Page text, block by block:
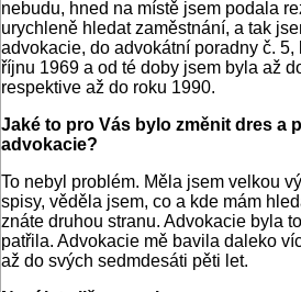
nebudu, hned na místě jsem podala
urychleně hledat zaměstnání, a tak
advokacie, do advokátní poradny č.
říjnu 1969 a od té doby jsem byla až
respektive až do roku 1990.
Jaké to pro Vás bylo změnit dres a
advokacie?
To nebyl problém. Měla jsem velkou
spisy, věděla jsem, co a kde mám
znáte druhou stranu. Advokacie byla
patřila. Advokacie mě bavila daleko
až do svých sedmdesáti pěti let.